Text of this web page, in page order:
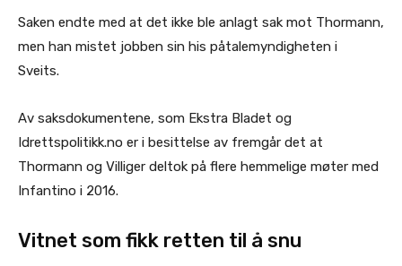
Saken endte med at det ikke ble anlagt sak mot Thormann,
men han mistet jobben sin his påtalemyndigheten i
Sveits.
Av saksdokumentene, som Ekstra Bladet og
Idrettspolitikk.no er i besittelse av fremgår det at
Thormann og Villiger deltok på flere hemmelige møter med
Infantino i 2016.
Vitnet som fikk retten til å snu